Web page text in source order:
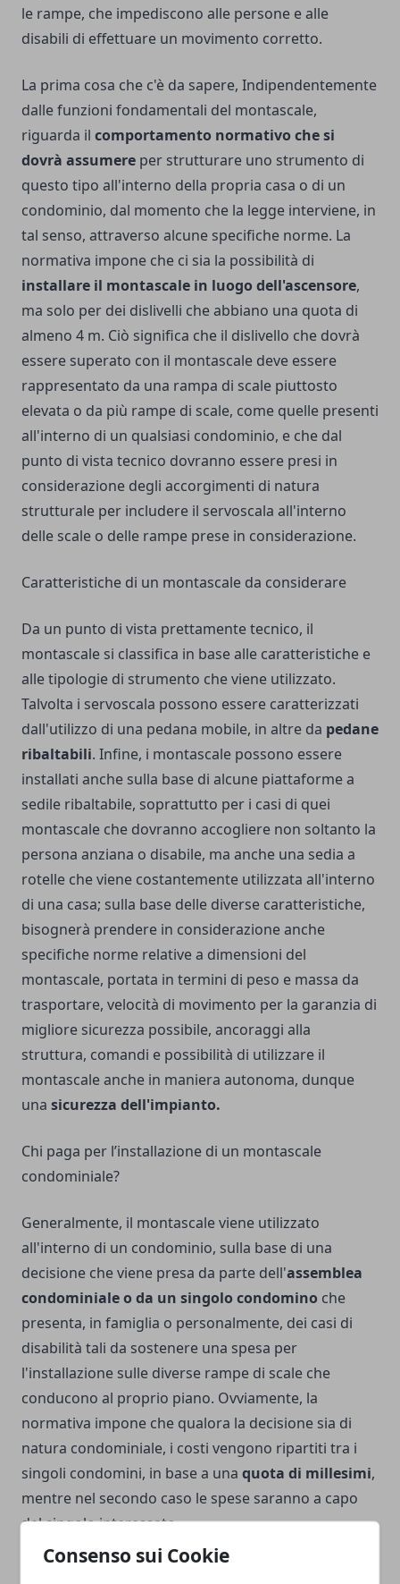
Consenso sui Cookie
le rampe, che impediscono alle persone e alle
disabili di effettuare un movimento corretto.
La prima cosa che c'è da sapere, Indipendentemente
dalle funzioni fondamentali del montascale,
riguarda il comportamento normativo che si
dovrà assumere per strutturare uno strumento di
questo tipo all'interno della propria casa o di un
condominio, dal momento che la legge interviene, in
tal senso, attraverso alcune specifiche norme. La
normativa impone che ci sia la possibilità di
installare il montascale in luogo dell'ascensore,
ma solo per dei dislivelli che abbiano una quota di
almeno 4 m. Ciò significa che il dislivello che dovrà
essere superato con il montascale deve essere
rappresentato da una rampa di scale piuttosto
elevata o da più rampe di scale, come quelle presenti
all'interno di un qualsiasi condominio, e che dal
punto di vista tecnico dovranno essere presi in
considerazione degli accorgimenti di natura
strutturale per includere il servoscala all'interno
delle scale o delle rampe prese in considerazione.
Caratteristiche di un montascale da considerare
Da un punto di vista prettamente tecnico, il
montascale si classifica in base alle caratteristiche e
alle tipologie di strumento che viene utilizzato.
Talvolta i servoscala possono essere caratterizzati
dall'utilizzo di una pedana mobile, in altre da pedane
ribaltabili. Infine, i montascale possono essere
installati anche sulla base di alcune piattaforme a
sedile ribaltabile, soprattutto per i casi di quei
montascale che dovranno accogliere non soltanto la
persona anziana o disabile, ma anche una sedia a
rotelle che viene costantemente utilizzata all'interno
di una casa; sulla base delle diverse caratteristiche,
bisognerà prendere in considerazione anche
specifiche norme relative a dimensioni del
montascale, portata in termini di peso e massa da
trasportare, velocità di movimento per la garanzia di
migliore sicurezza possibile, ancoraggi alla
struttura, comandi e possibilità di utilizzare il
montascale anche in maniera autonoma, dunque
una sicurezza dell'impianto.
Chi paga per l’installazione di un montascale
condominiale?
Generalmente, il montascale viene utilizzato
all'interno di un condominio, sulla base di una
decisione che viene presa da parte dell'assemblea
condominiale o da un singolo condomino che
presenta, in famiglia o personalmente, dei casi di
disabilità tali da sostenere una spesa per
l'installazione sulle diverse rampe di scale che
conducono al proprio piano. Ovviamente, la
normativa impone che qualora la decisione sia di
natura condominiale, i costi vengono ripartiti tra i
singoli condomini, in base a una quota di millesimi,
mentre nel secondo caso le spese saranno a capo
del singolo interessato.